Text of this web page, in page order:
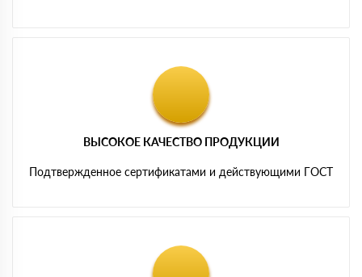
ВЫСОКОЕ КАЧЕСТВО ПРОДУКЦИИ
Подтвержденное сертификатами и действующими ГОСТ